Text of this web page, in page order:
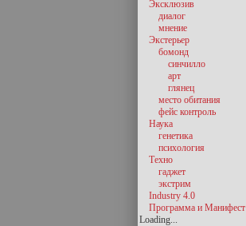
Эксклюзив
диалог
мнение
Экстерьер
бомонд
синчилло
арт
глянец
место обитания
фейс контроль
Наука
генетика
психология
Техно
гаджет
экстрим
Industry 4.0
Программа и Манифест
Loading...